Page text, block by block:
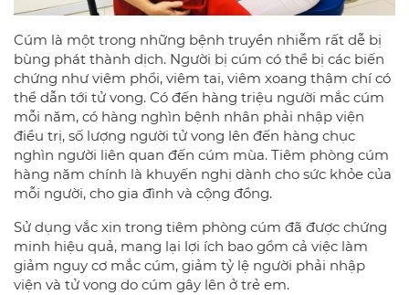
Cúm là một trong những bệnh truyền nhiễm rất dễ bị
bùng phát thành dịch. Người bị cúm có thể bị các biến
chứng như viêm phổi, viêm tai, viêm xoang thậm chí có
thể dẫn tới tử vong. Có đến hàng triệu người mắc cúm
mỗi năm, có hàng nghìn bệnh nhân phải nhập viện
điều trị, số lượng người tử vong lên đến hàng chục
nghìn người liên quan đến cúm mùa. Tiêm phòng cúm
hàng năm chính là khuyến nghị dành cho sức khỏe của
mỗi người, cho gia đình và cộng đồng.
Sử dụng vắc xin trong tiêm phòng cúm đã được chứng
minh hiệu quả, mang lại lợi ích bao gồm cả việc làm
giảm nguy cơ mắc cúm, giảm tỷ lệ người phải nhập
viện và tử vong do cúm gây lên ở trẻ em.